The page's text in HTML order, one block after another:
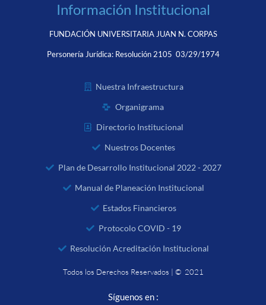
Información Institucional
FUNDACIÓN UNIVERSITARIA JUAN N. CORPAS
Personería Jurídica: Resolución 2105 03/29/1974
Nuestra Infraestructura
Organigrama
Directorio Institucional
Nuestros Docentes
Plan de Desarrollo Institucional 2022 - 2027
Manual de Planeación Institucional
Estados Financieros
Protocolo COVID - 19
Resolución Acreditación Institucional
Todos los Derechos Reservados | © 2021
Síguenos en :